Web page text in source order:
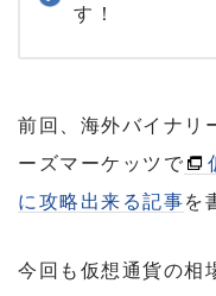
す！
前回、海外バイナリ
ーズマーケッツで
に攻略出来る記事を
今回も仮想通貨の相